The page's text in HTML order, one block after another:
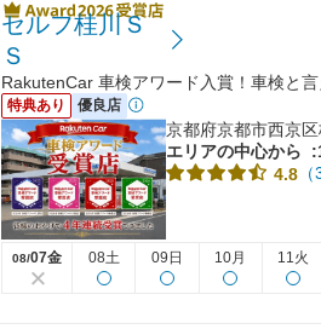
セルフ桂川Ｓ
Ｓ
RakutenCar 車検アワード入賞！車検と
特典あり 優良店
京都府京都市西京
エリアの中心から
4.8
08/07金 08土 09日 10月 11火